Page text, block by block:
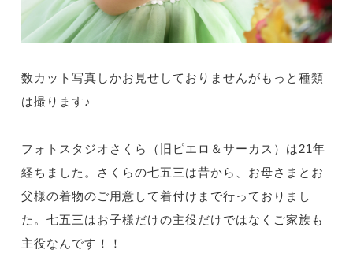
数カット写真しかお見せしておりませんがもっと種類
は撮ります♪
フォトスタジオさくら（旧ピエロ＆サーカス）は21年
経ちました。さくらの七五三は昔から、お母さまとお
父様の着物のご用意して着付けまで行っておりまし
た。七五三はお子様だけの主役だけではなくご家族も
主役なんです！！